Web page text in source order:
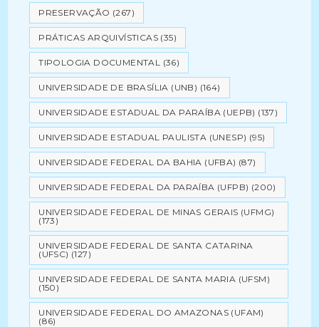
PRESERVAÇÃO (267)
PRÁTICAS ARQUIVÍSTICAS (35)
TIPOLOGIA DOCUMENTAL (36)
UNIVERSIDADE DE BRASÍLIA (UNB) (164)
UNIVERSIDADE ESTADUAL DA PARAÍBA (UEPB) (137)
UNIVERSIDADE ESTADUAL PAULISTA (UNESP) (95)
UNIVERSIDADE FEDERAL DA BAHIA (UFBA) (87)
UNIVERSIDADE FEDERAL DA PARAÍBA (UFPB) (200)
UNIVERSIDADE FEDERAL DE MINAS GERAIS (UFMG)
(173)
UNIVERSIDADE FEDERAL DE SANTA CATARINA
(UFSC) (127)
UNIVERSIDADE FEDERAL DE SANTA MARIA (UFSM)
(150)
UNIVERSIDADE FEDERAL DO AMAZONAS (UFAM)
(86)